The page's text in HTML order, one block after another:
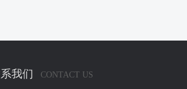
我们 CONTACT US